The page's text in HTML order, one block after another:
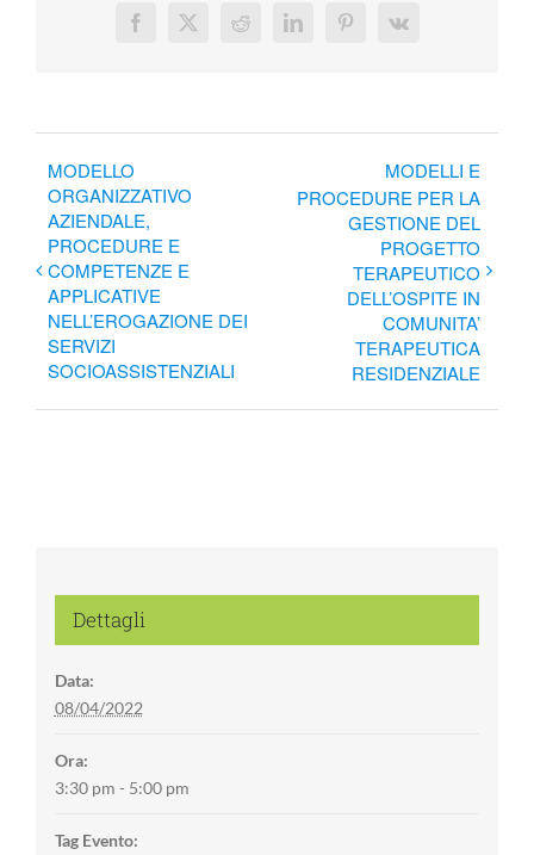
Facebook
X RedditLinkedInPinterest
Vk
MODELLO
ORGANIZZATIVO
AZIENDALE,
PROCEDURE E
COMPETENZE E
APPLICATIVE
NELL’EROGAZIONE DEI
SERVIZI
SOCIOASSISTENZIALI
MODELLI E
PROCEDURE PER LA
GESTIONE DEL
PROGETTO
TERAPEUTICO
DELL’OSPITE IN
COMUNITA’
TERAPEUTICA
RESIDENZIALE
Dettagli
Data:
08/04/2022
Ora:
3:30 pm - 5:00 pm
Tag Evento: